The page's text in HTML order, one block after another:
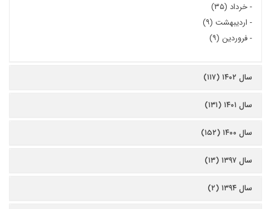
-خرداد (۳۵)
- اردیبهشت (۹)
-فروردین (۹)
سال ۱۴۰۲ (۱۱۷)
سال ۱۴۰۱ (۱۳۱)
سال ۱۴۰۰ (۱۵۲)
سال ۱۳۹۷ (۱۳)
سال ۱۳۹۴ (۲)